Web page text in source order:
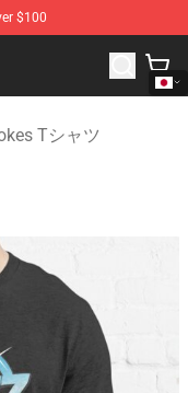
$100
Merchandise
Tシャツ